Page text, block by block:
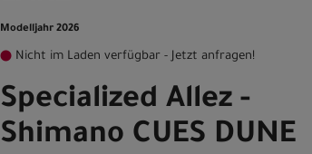
Modelljahr 2026
Nicht im Laden verfügbar - Jetzt anfragen!
Specialized Allez -
Shimano CUES DUNE